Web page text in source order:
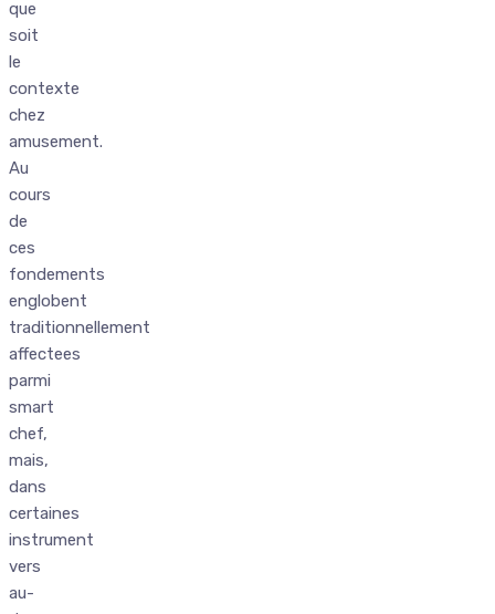
que
soit
le
contexte
chez
amusement.
Au
cours
de
ces
fondements
englobent
traditionnellement
affectees
parmi
smart
chef,
mais,
dans
certaines
instrument
vers
au-